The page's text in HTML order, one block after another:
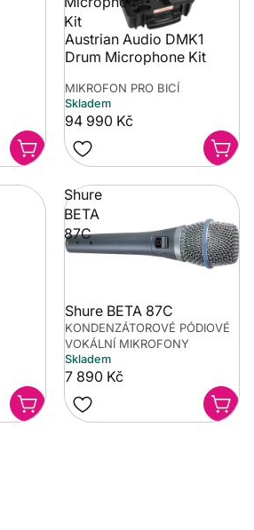
Kit
Austrian Audio DMK1
Drum Microphone Kit
MIKROFON PRO BICÍ
Skladem
94 990 Kč
Shure
BETA
87C
Shure BETA 87C
KONDENZÁTOROVÉ PÓDIOVÉ
VOKÁLNÍ MIKROFONY
Skladem
7 890 Kč